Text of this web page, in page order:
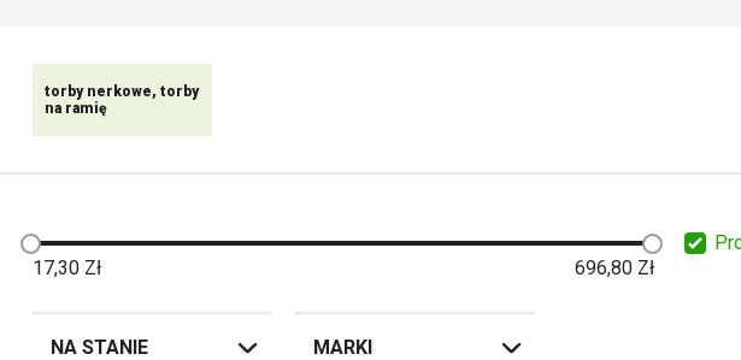
torby nerkowe, torby
na ramię
17,30 Zł 696,80 Zł
NA STANIE MARKI